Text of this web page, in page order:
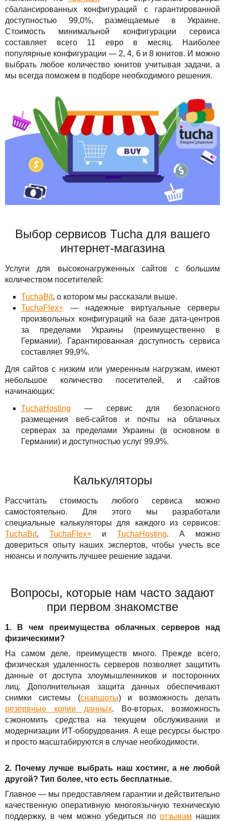
сбалансированных конфигураций с гарантированной
доступностью 99,0%, размещаемые в Украине.
Стоимость минимальной конфигурации сервиса
составляет всего 11 евро в месяц. Наиболее
популярные конфигурации — 2, 4, 6 и 8 юнитов. И можно
выбрать любое количество юнитов учитывая задачи, а
мы всегда поможем в подборе необходимого решения.
Выбор сервисов Tucha для вашего
интернет-магазина
Услуги для высоконагруженных сайтов с большим
количеством посетителей:
TuchaBit, о котором мы рассказали выше.
TuchaFlex+ — надежные виртуальные серверы
произвольных конфигураций на базе дата-центров
за пределами Украины (преимущественно в
Германии). Гарантированная доступность сервиса
составляет 99,9%.
Для сайтов с низким или умеренным нагрузкам, имеют
небольшое количество посетителей, и сайтов
начинающих:
TuchaHosting — сервис для безопасного
размещения веб-сайтов и почты на облачных
серверах за пределами Украины (в основном в
Германии) и доступностью услуг 99,9%.
Калькуляторы
Рассчитать стоимость любого сервиса можно
самостоятельно. Для этого мы разработали
специальные калькуляторы для каждого из сервисов:
TuchaBit, TuchaFlex+ и TuchaHosting. А можно
довериться опыту наших экспертов, чтобы учесть все
нюансы и получить лучшее решение задачи.
Вопросы, которые нам часто задают
при первом знакомстве
1. В чем преимущества облачных серверов над
физическими?
На самом деле, преимуществ много. Прежде всего,
физическая удаленность серверов позволяет защитить
данные от доступа злоумышленников и посторонних
лиц. Дополнительная защита данных обеспечивают
снимки системы (снапшоты) и возможность делать
резервные копии данных. Во-вторых, возможность
сэкономить средства на текущем обслуживании и
модернизации ИТ-оборудования. А еще ресурсы быстро
и просто масштабируются в случае необходимости.
2. Почему лучше выбрать наш хостинг, а не любой
другой? Тип более, что есть бесплатные.
Главное — мы предоставляем гарантии и действительно
качественную оперативную многоязычную техническую
поддержку, в чем можно убедиться поотзывам наших